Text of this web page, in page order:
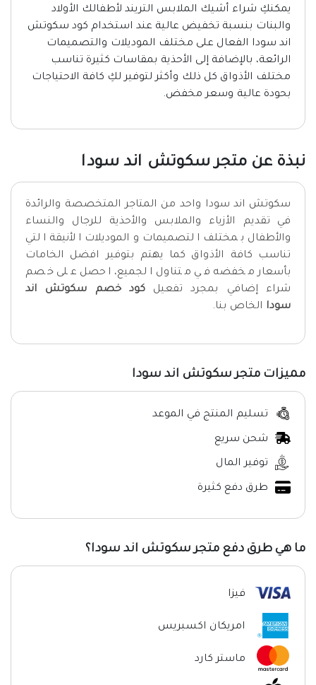
يمكنكِ شراء أشيك الملابس التريند لأطفالك الأولاد
والبنات بنسبة تخفيض عالية عند استخدام كود سكوتش
اند سودا الفعال على مختلف الموديلات والتصميمات
الرائعة، بالإضافة إلى الأحذية بمقاسات كثيرة تناسب
مختلف الأذواق كل ذلك وأكثر لتوفير لكِ كافة الاحتياجات
بحودة عالية وسعر مخفض.
نبذة عن متجر سكوتش اند سودا
سكوتش اند سودا واحد من المتاجر المتخصصة والرائدة
في تقديم الأزياء والملابس والأحذية للرجال والنساء
والأطفال بمختلف التصميمات والموديلات الأنيقة التي
تناسب كافة الأذواق كما يهتم بتوفير افضل الخامات
بأسعار مخفضه في متناول الجميع، احصل على خصم
شراء إضافي بمجرد تفعيلكود خصم سكوتش اند
سودا الخاص بنا.
مميزات متجر سكوتش اند سودا
تسليم المنتج في الموعد
شحن سريع
توفير المال
طرق دفع كثيرة
ما هي طرق دفع متجر سكوتش اند سودا؟
فيزا
امريكان اكسبريس
ماستر كارد